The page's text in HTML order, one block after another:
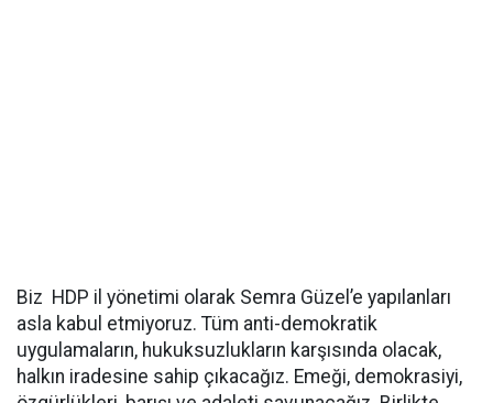
Biz HDP il yönetimi olarak Semra Güzel’e yapılanları
asla kabul etmiyoruz. Tüm anti-demokratik
uygulamaların, hukuksuzlukların karşısında olacak,
halkın iradesine sahip çıkacağız. Emeği, demokrasiyi,